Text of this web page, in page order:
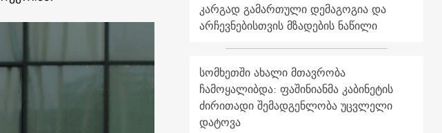
კარგად გამართული დემაგოგია და
არჩევნებისთვის მზადების ნაწილი
სომხეთში ახალი მთავრობა
ჩამოყალიბდა: ფაშინიანმა კაბინეტის
ძირითადი შემადგენლობა უცვლელი
დატოვა